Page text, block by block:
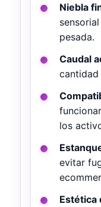
Niebla
pesada.
Caudal
cantidad
los
evitar
Estética